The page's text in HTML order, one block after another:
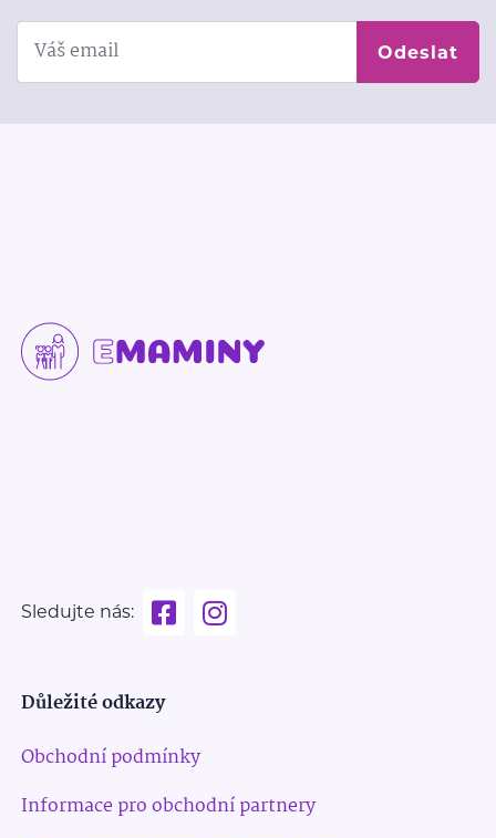
Odeslat
Sledujte nás:
Důležité odkazy
Obchodní podmínky
Informace pro obchodní partnery